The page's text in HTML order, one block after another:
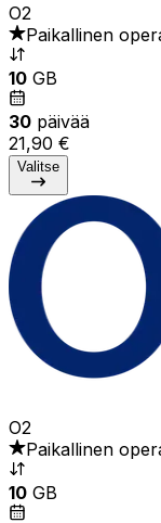
O2
Paikallinen
10 GB
30 päivää
21,90 €
Valitse
O2
Paikallinen
10 GB